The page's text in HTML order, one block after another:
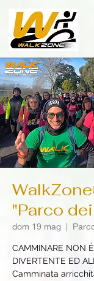
"Parco
dom 19 mag
  |
CAMMINARE NON
DIVERTENTE ED
Camminata